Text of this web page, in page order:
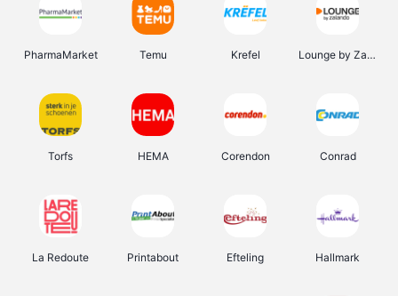
PharmaMarket Temu Krefel Lounge by Zalando
Torfs HEMA Corendon Conrad
La Redoute Printabout Efteling Hallmark